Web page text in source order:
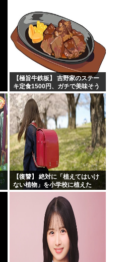
【極旨牛鉄板】 吉野家のステー
キ定食1500円、ガチで美味そう
ｗｗｗ
【復讐】 絶対に「植えてはいけ
ない植物」を小学校に植えた
→20年経って見に行くと…
「！？」衝撃の光景が・・・